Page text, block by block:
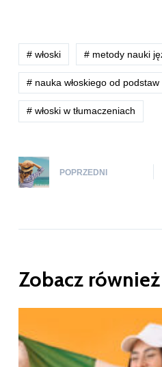
# włoski # metody nauki
# nauka włoskiego od podstaw
# włoski w tłumaczeniach
POPRZEDNI
Zobacz również